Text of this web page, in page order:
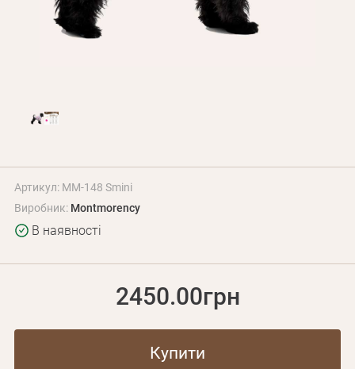
Оптовим клієнтам
Артикул: MM-148 Smini
Виробник: Montmorency
В наявності
2450.00грн
Купити